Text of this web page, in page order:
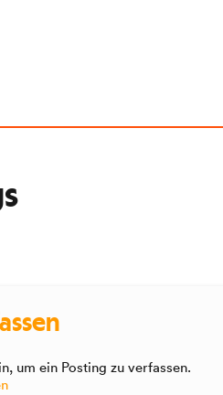
um ein Posting zu verfassen.